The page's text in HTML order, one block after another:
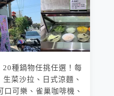
種鍋物任挑任選！每
菜沙拉、日式涼麵、
可樂、雀巢咖啡機、